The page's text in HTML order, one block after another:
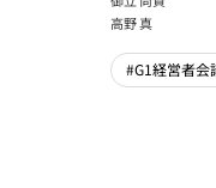
高野 真
#G1経営者会